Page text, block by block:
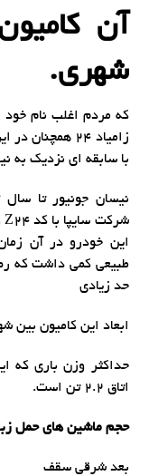
آن
شهری.
که مردم اغلب نام خود
زامیاد 24
با سابقه ای نزدیک به
این خودرو در آن
طبیعی کمی داشت که
حد زیادی
ابعاد این کامیون بین شهری 2.2 متر طول و 1.6 متر
حداکثر وزن باری که
اتاق 2.2 تن است.
حجم ماشین های حمل
بعد شرقی سقف